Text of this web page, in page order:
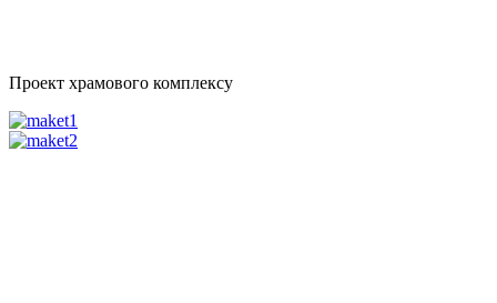
Проект храмового комплексу